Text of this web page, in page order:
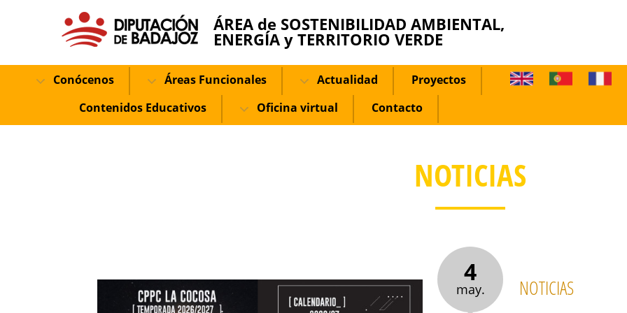
ÁREA de SOSTENIBILIDAD AMBIENTAL,
ENERGÍA y TERRITORIO VERDE
Conócenos Áreas Funcionales Actualidad
Proyectos
Contenidos Educativos
Oficina virtual Contacto
NOTICIAS
4
may. NOTICIAS